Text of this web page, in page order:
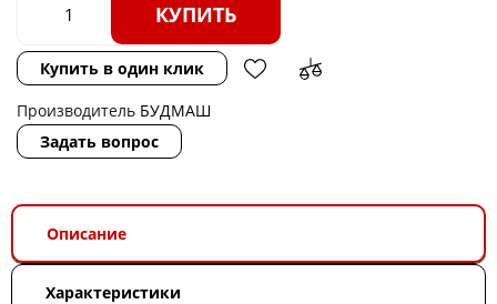
КУПИТЬ
Купить в один клик
Производитель БУДМАШ
Задать вопрос
Описание
Характеристики